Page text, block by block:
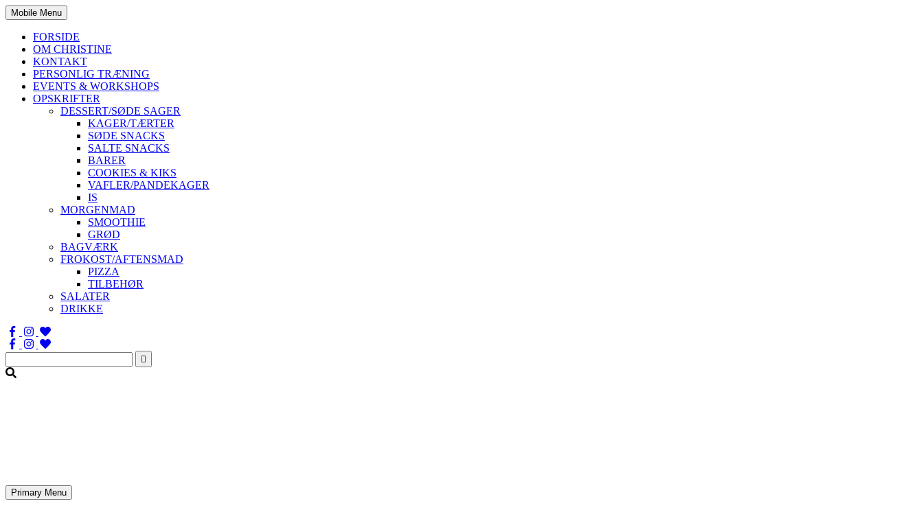
Mobile Menu
FORSIDE
OM CHRISTINE
KONTAKT
PERSONLIG TRÆNING
EVENTS & WORKSHOPS
OPSKRIFTER
DESSERT/SØDE SAGER
KAGER/TÆRTER
SØDE SNACKS
SALTE SNACKS
BARER
COOKIES & KIKS
VAFLER/PANDEKAGER
IS
MORGENMAD
SMOOTHIE
GRØD
BAGVÆRK
FROKOST/AFTENSMAD
PIZZA
TILBEHØR
SALATER
DRIKKE
Søg
efter:
Primary Menu